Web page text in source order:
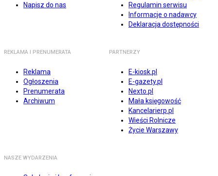
Napisz do nas
Regulamin serwisu
Informacje o nadawcy
Deklaracja dostępności
REKLAMA I PRENUMERATA
Reklama
Ogłoszenia
Prenumerata
Archiwum
PARTNERZY
E-kiosk.pl
E-gazety.pl
Nexto.pl
Mała księgowość
Kancelarierp.pl
Wieści Rolnicze
Życie Warszawy
NASZE WYDARZENIA